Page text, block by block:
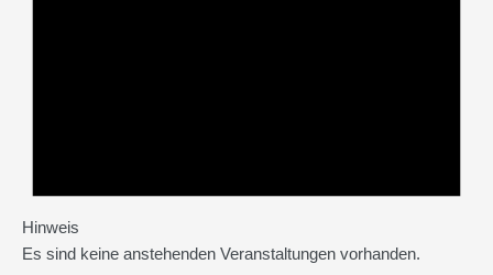
Hinweis
Es sind keine anstehenden Veranstaltungen vorhanden.